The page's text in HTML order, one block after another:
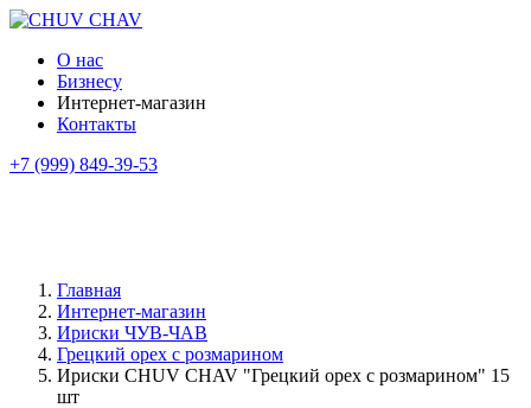
О нас
Бизнесу
Интернет-магазин
Контакты
+7 (999) 849-39-53
Главная
Интернет-магазин
Ириски ЧУВ-ЧАВ
Грецкий орех с розмарином
Ириски CHUV CHAV "Грецкий орех с розмарином" 15
шт